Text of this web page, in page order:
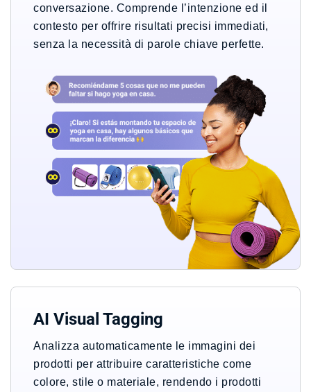
conversazione. Comprende l’intenzione ed il
contesto per offrire risultati precisi immediati,
senza la necessità di parole chiave perfette.
AI Visual Tagging
Analizza automaticamente le immagini dei
prodotti per attribuire caratteristiche come
colore, stile o materiale, rendendo i prodotti